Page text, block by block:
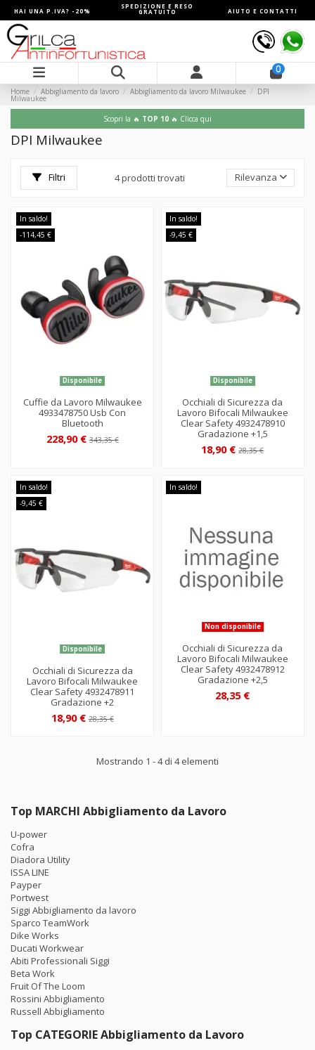
HAI UNA P.IVA? -20%
SPEDIZIONE E RESO
GRATUITO AIUTO E CONTATTI
0
Home Abbigliamento da lavoro Abbigliamento da lavoro Milwaukee DPI
Milwaukee
Scopri la 🔥 TOP 10 🔥 Clicca qui
DPI Milwaukee
Filtri 4 prodotti trovati Rilevanza
In saldo!
-114,45 €
Disponibile
Cuffie da Lavoro Milwaukee
4933478750 Usb Con
Bluetooth
228,90 €343,35 €
In saldo!
-9,45 €
Disponibile
Occhiali di Sicurezza da
Lavoro Bifocali Milwaukee
Clear Safety 4932478910
Gradazione +1,5
18,90 €28,35 €
In saldo!
-9,45 €
Disponibile
Occhiali di Sicurezza da
Lavoro Bifocali Milwaukee
Clear Safety 4932478911
Gradazione +2
18,90 €28,35 €
In saldo!
Non disponibile
Occhiali di Sicurezza da
Lavoro Bifocali Milwaukee
Clear Safety 4932478912
Gradazione +2,5
28,35 €
Mostrando 1 - 4 di 4 elementi
Top MARCHI Abbigliamento da Lavoro
U-power
Cofra
Diadora Utility
ISSA LINE
Payper
Portwest
Siggi Abbigliamento da lavoro
Sparco TeamWork
Dike Works
Ducati Workwear
Abiti Professionali Siggi
Beta Work
Fruit Of The Loom
Rossini Abbigliamento
Russell Abbigliamento
Top CATEGORIE Abbigliamento da Lavoro